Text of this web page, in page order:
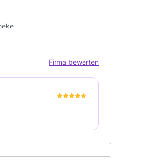
Firma bewerten